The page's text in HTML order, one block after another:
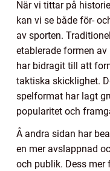
När vi tittar på
kan vi se både för-
av sporten.
etablerade formen
har bidragit till att
taktiska skicklighet.
spelformat har lagt
popularitet och
Å andra sidan har
en mer avslappnad
och publik. Dess mer